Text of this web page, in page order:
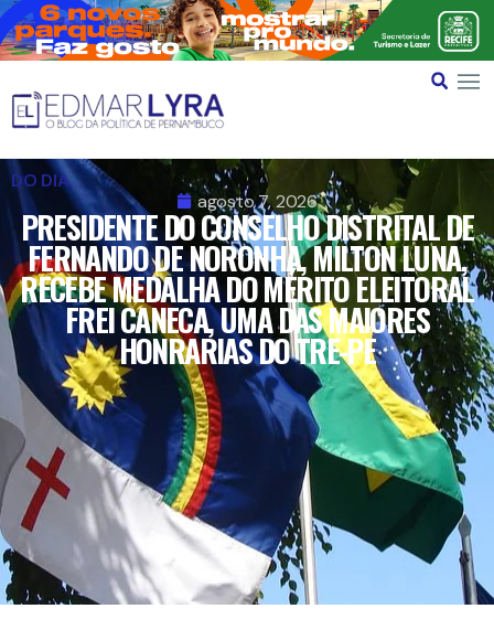
DO DIA
agosto 7, 2026
PRESIDENTE DO CONSELHO DISTRITAL DE
FERNANDO DE NORONHA, MILTON LUNA,
RECEBE MEDALHA DO MÉRITO ELEITORAL
FREI CANECA, UMA DAS MAIORES
HONRARIAS DO TRE-PE